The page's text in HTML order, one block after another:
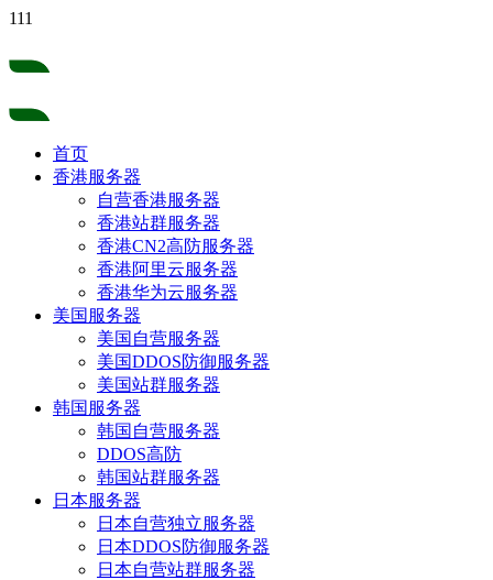
111
首页
香港服务器
自营香港服务器
香港站群服务器
香港CN2高防服务器
香港阿里云服务器
香港华为云服务器
美国服务器
美国自营服务器
美国DDOS防御服务器
美国站群服务器
韩国服务器
韩国自营服务器
DDOS高防
韩国站群服务器
日本服务器
日本自营独立服务器
日本DDOS防御服务器
日本自营站群服务器